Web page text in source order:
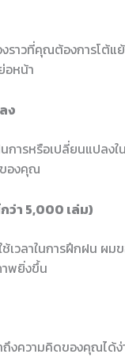
ราวที่คุณต้องการโต้แ
อหน้า
ง
การหรือเปลี่ยนแปลง
องคุณ
ว่า 5,000 เล่ม)
วลาในการฝึกฝน ผม
าพยิ่งขึ้น
ถึงความคิดของคุณได้